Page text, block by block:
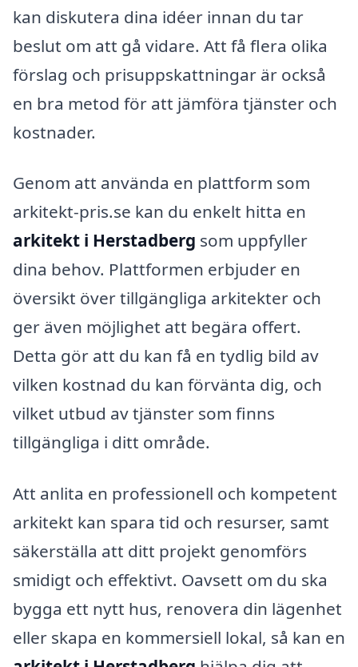
kan diskutera dina idéer innan du tar
beslut om att gå vidare. Att få flera olika
förslag och prisuppskattningar är också
en bra metod för att jämföra tjänster och
kostnader.
Genom att använda en plattform som
arkitekt-pris.se kan du enkelt hitta en
arkitekt i Herstadberg som uppfyller
dina behov. Plattformen erbjuder en
översikt över tillgängliga arkitekter och
ger även möjlighet att begära offert.
Detta gör att du kan få en tydlig bild av
vilken kostnad du kan förvänta dig, och
vilket utbud av tjänster som finns
tillgängliga i ditt område.
Att anlita en professionell och kompetent
arkitekt kan spara tid och resurser, samt
säkerställa att ditt projekt genomförs
smidigt och effektivt. Oavsett om du ska
bygga ett nytt hus, renovera din lägenhet
eller skapa en kommersiell lokal, så kan en